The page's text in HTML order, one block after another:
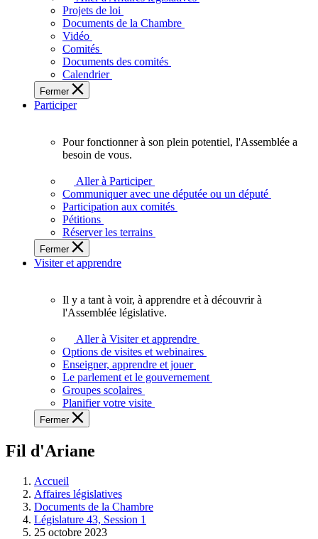
touchent
des
Ontariennes
et
Projets de loi
Documents de la Chambre
Vidéo
Comités
Documents des comités
Calendrier
Fermer
Participer
plein
potentiel,
l'Assemblée
a
besoin
de
Pour fonctionner à son plein potentiel, l'Assemblée a
besoin de vous.
Aller à Participer
Communiquer avec une députée ou un député
Participation aux comités
Pétitions
Réserver les terrains
Fermer
Visiter et apprendre
voir,
apprendre
et
à
à
législative.
Il y a tant à voir, à apprendre et à découvrir à
l'Assemblée législative.
Aller à Visiter et apprendre
Options de visites et webinaires
Enseigner, apprendre et jouer
Le parlement et le gouvernement
Groupes scolaires
Planifier votre visite
Fermer
Fil d'Ariane
Accueil
Affaires législatives
Documents de la Chambre
Législature 43, Session 1
25 octobre 2023